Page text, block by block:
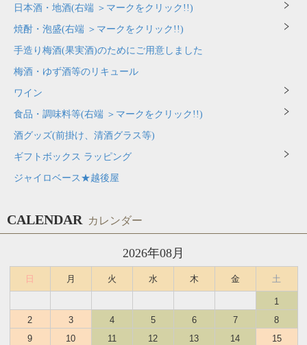
日本酒・地酒(右端 ＞マークをクリック!!)
焼酎・泡盛(右端 ＞マークをクリック!!)
手造り梅酒(果実酒)のためにご用意しました
梅酒・ゆず酒等のリキュール
ワイン
食品・調味料等(右端 ＞マークをクリック!!)
酒グッズ(前掛け、清酒グラス等)
ギフトボックス ラッピング
ジャイロベース★越後屋
CALENDAR カレンダー
2026年08月
日 月 火 水 木 金 土
1
2
3 4 5 6 7
8
9
10 11 12 13 14
15